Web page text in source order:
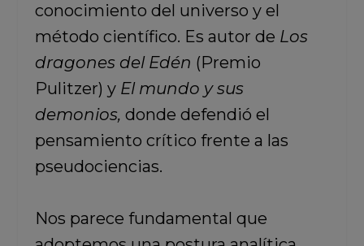
conocimiento del universo y el
método científico. Es autor de Los
dragones del Edén (Premio
Pulitzer) y El mundo y sus
demonios, donde defendió el
pensamiento crítico frente a las
pseudociencias.
Nos parece fundamental que